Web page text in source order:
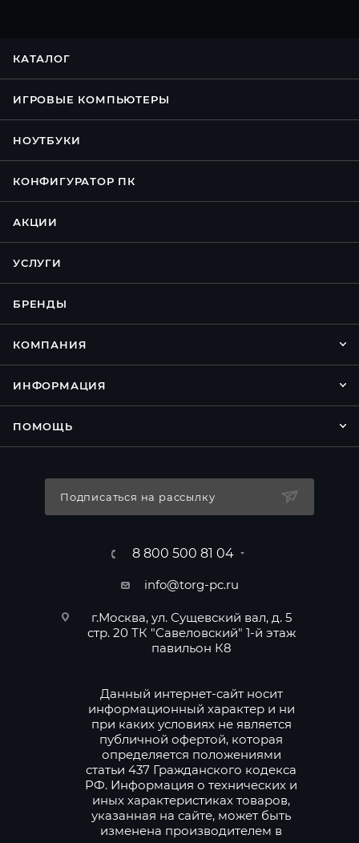
КАТАЛОГ
ИГРОВЫЕ КОМПЬЮТЕРЫ
НОУТБУКИ
КОНФИГУРАТОР ПК
АКЦИИ
УСЛУГИ
БРЕНДЫ
КОМПАНИЯ
ИНФОРМАЦИЯ
ПОМОЩЬ
Подписаться на рассылку
8 800 500 81 04
info@torg-pc.ru
г.Москва, ул. Сущевский вал, д. 5
стр. 20 ТК "Савеловский" 1-й этаж
павильон К8
Данный интернет-сайт носит
информационный характер и ни
при каких условиях не является
публичной офертой, которая
определяется положениями
статьи 437 Гражданского кодекса
РФ. Информация о технических и
иных характеристиках товаров,
указанная на сайте, может быть
изменена производителем в